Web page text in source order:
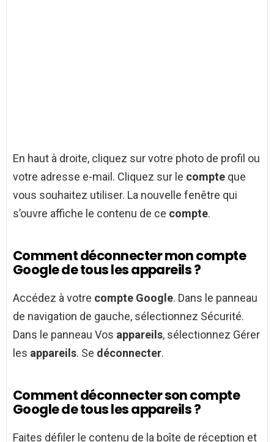
En haut à droite, cliquez sur votre photo de profil ou
votre adresse e-mail. Cliquez sur le compte que
vous souhaitez utiliser. La nouvelle fenêtre qui
s’ouvre affiche le contenu de ce compte.
Comment déconnecter mon compte
Google de tous les appareils ?
Accédez à votre compte Google. Dans le panneau
de navigation de gauche, sélectionnez Sécurité.
Dans le panneau Vos appareils, sélectionnez Gérer
les appareils. Se déconnecter.
Comment déconnecter son compte
Google de tous les appareils ?
Faites défiler le contenu de la boîte de réception et